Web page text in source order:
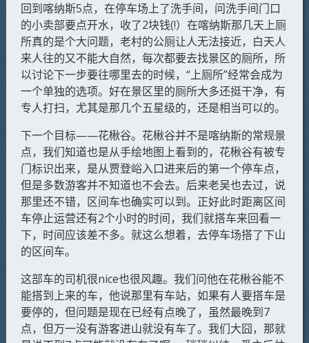
回到喀纳斯5点，在停车场上了洗手间，问洗手间门口
的小卖部要点开水，收了2块钱(!）在喀纳斯那几天上厕
所真的是个大问题，老村的公厕让人无法接近，白天人
来人往的又不能大自然，每次都要去找景区的厕所，所
以讨论下一步要往哪里去的时候，“上厕所”经常会成为
一个单独的选项。好在景区里的厕所大多还挺干净，有
专人打扫，尤其是那几个五星级的，还是相当可以的。
下一个目标——花楸谷。花楸谷并不是喀纳斯的常规景
点，我们知道也是从手绘地图上看到的，花楸谷有被专
门标识出来，是从贾登峪入口进来后的第一个停车点，
但是多数游客并不知道也不会去。后来老吴也去过，说
那里还不错，区间车也确实可以到。正好此时距离区间
车停止运营还有2个小时的时间，我们就搭车来回看一
下，时间应该差不多。就这么想着，去停车场搭了下山
的区间车。
这部车的司机很nice也很风趣。我们问他在花楸谷能不
能搭到上来的车，他说那里有车站，如果有人要搭车是
要停的，但问题是现在已经有点晚了，虽然最晚到7
点，但万一没有游客进山就没有车了。我们大囧，那就